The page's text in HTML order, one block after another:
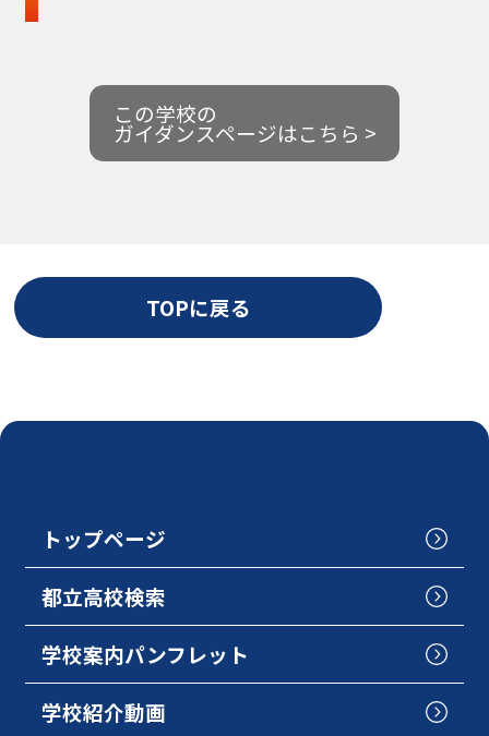
この学校の
ガイダンスページはこちら >
TOPに戻る
トップページ
都立高校検索
学校案内パンフレット
学校紹介動画